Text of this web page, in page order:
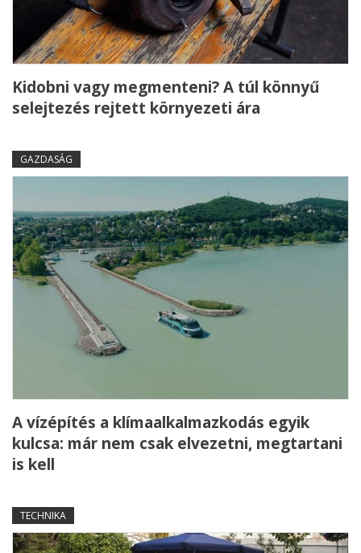
Kidobni vagy megmenteni? A túl könnyű
selejtezés rejtett környezeti ára
GAZDASÁG
A vízépítés a klímaalkalmazkodás egyik
kulcsa: már nem csak elvezetni, megtartani
is kell
TECHNIKA